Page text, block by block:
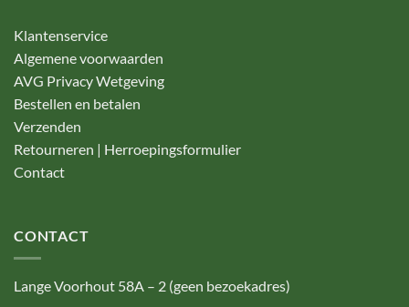
Klantenservice
Algemene voorwaarden
AVG Privacy Wetgeving
Bestellen en betalen
Verzenden
Retourneren | Herroepingsformulier
Contact
CONTACT
Lange Voorhout 58A – 2 (geen bezoekadres)